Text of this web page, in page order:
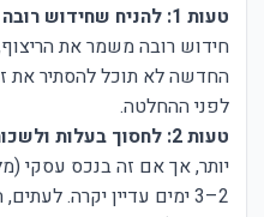
טעות 1: להניח שחידוש רובה יתקן בעיות בריצוף עצמו.
חידוש רובה משמר את
החדשה לא תוכל להסתיר את
לפני ההחלטה.
טעות 2: לחסוך בעלות ולשכוח את הזמן.
יותר, אך אם זה בנכס עסקי